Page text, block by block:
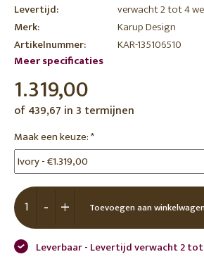
Levertijd:
verwacht 2 tot 4
Merk:
Karup Design
Artikelnummer:
KAR-135106510
Meer specificaties
1.319,00
of 439,67 in 3 termijnen
Maak een keuze:*
+
- Toevoegen aan winkelwagen
Leverbaar - Levertijd verwacht 2